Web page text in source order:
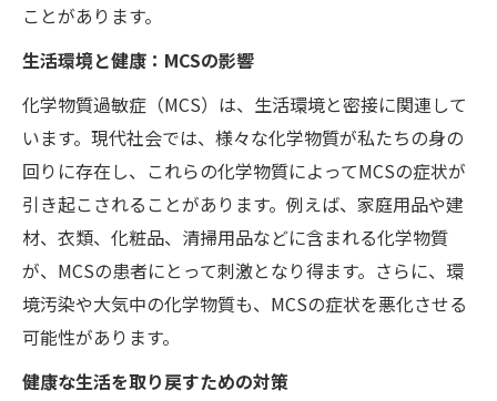
ことがあります。
生活環境と健康：MCSの影響
化学物質過敏症（MCS）は、生活環境と密接に関連して
います。現代社会では、様々な化学物質が私たちの身の
回りに存在し、これらの化学物質によってMCSの症状が
引き起こされることがあります。例えば、家庭用品や建
材、衣類、化粧品、清掃用品などに含まれる化学物質
が、MCSの患者にとって刺激となり得ます。さらに、環
境汚染や大気中の化学物質も、MCSの症状を悪化させる
可能性があります。
健康な生活を取り戻すための対策